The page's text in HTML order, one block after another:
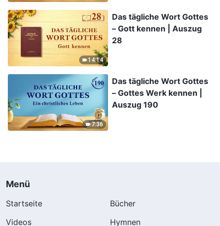
14:14
Das tägliche Wort Gottes
– Gott kennen | Auszug
28
7:36
Das tägliche Wort Gottes
– Gottes Werk kennen |
Auszug 190
Menü
Startseite
Bücher
Videos
Hymnen